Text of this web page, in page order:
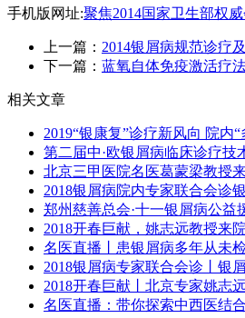
手机版网址:聚焦2014国家卫生部权
上一篇： 2014银屑病规范诊疗
下一篇： 蓝氧自体免疫激活疗
相关文章
2019“银康复”诊疗新风向 院内
第二届中·欧银屑病临床诊疗技
北京三甲医院名医葛蒙梁教授
2018银屑病院内专家联合会诊
郑州慈善总会·十一银屑病公益
2018开春巨献，姚志远教授来
名医直播丨患银屑病多年从未
2018银屑病专家联合会诊丨银
2018开春巨献丨北京专家姚志
名医直播：带你探索中西医结